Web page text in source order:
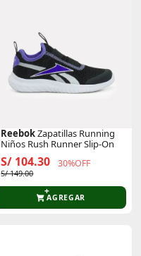
ReebokZapatillas Running
Niños Rush Runner Slip-On
S/ 104.30 30%OFF
S/ 149.00
AGREGAR